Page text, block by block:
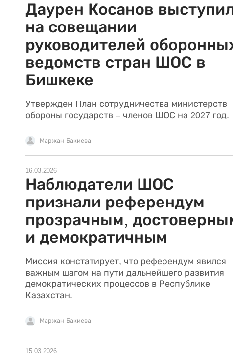
Даурен Косанов
на совещании
руководителей
ведомств стран ШОС в
Бишкеке
Утвержден План сотрудничества министерств
обороны государств – членов ШОС на 2027 год.
Маржан Бакиева
16.03.2026
Наблюдатели ШОС
признали референдум
прозрачным,
и демократичным
Миссия констатирует, что референдум явился
важным шагом на пути дальнейшего развития
демократических процессов в Республике
Казахстан.
Маржан Бакиева
15.03.2026